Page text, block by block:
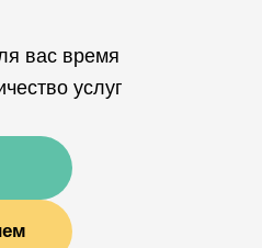
вас время
услуг